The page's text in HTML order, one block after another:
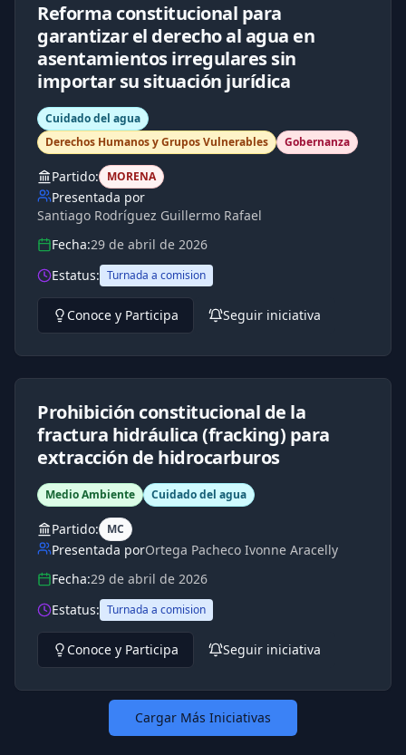
Reforma constitucional para
garantizar el derecho al agua en
asentamientos irregulares sin
importar su situación jurídica
Cuidado del agua
Derechos Humanos y Grupos Vulnerables
Gobernanza
Partido: MORENA
Presentada por
Santiago Rodríguez Guillermo Rafael
Fecha:29 de abril de 2026
Estatus: Turnada a comision
Conoce y Participa Seguir iniciativa
Prohibición constitucional de la
fractura hidráulica (fracking) para
extracción de hidrocarburos
Medio Ambiente Cuidado del agua
Partido: MC
Presentada porOrtega Pacheco Ivonne Aracelly
Fecha:29 de abril de 2026
Estatus: Turnada a comision
Conoce y Participa Seguir iniciativa
Cargar Más Iniciativas